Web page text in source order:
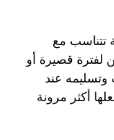
تتناسب مع
لفترة قصيرة أو
وتسليمه عند
أكثر مرونة